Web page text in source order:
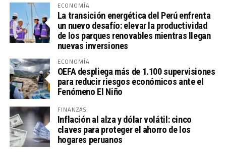
ECONOMÍA
La transición energética del Perú enfrenta
un nuevo desafío: elevar la productividad
de los parques renovables mientras llegan
nuevas inversiones
ECONOMÍA
OEFA despliega más de 1.100 supervisiones
para reducir riesgos económicos ante el
Fenómeno El Niño
FINANZAS
Inflación al alza y dólar volátil: cinco
claves para proteger el ahorro de los
hogares peruanos